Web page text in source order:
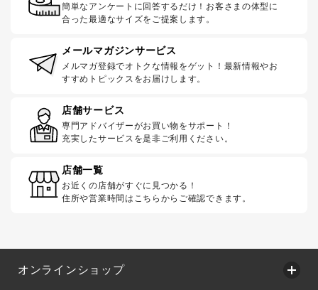
簡単なアンケートに回答するだけ！お客さまの体型に
合った最適なサイズをご提案します。
メールマガジンサービス
メルマガ登録でオトクな情報をゲット！最新情報やお
すすめトピックスをお届けします。
店舗サービス
専門アドバイザーがお買い物をサポート！
充実したサービスを是非ご利用ください。
店舗一覧
お近くの店舗がすぐに見つかる！
住所や営業時間はこちらからご確認できます。
オンラインショップ